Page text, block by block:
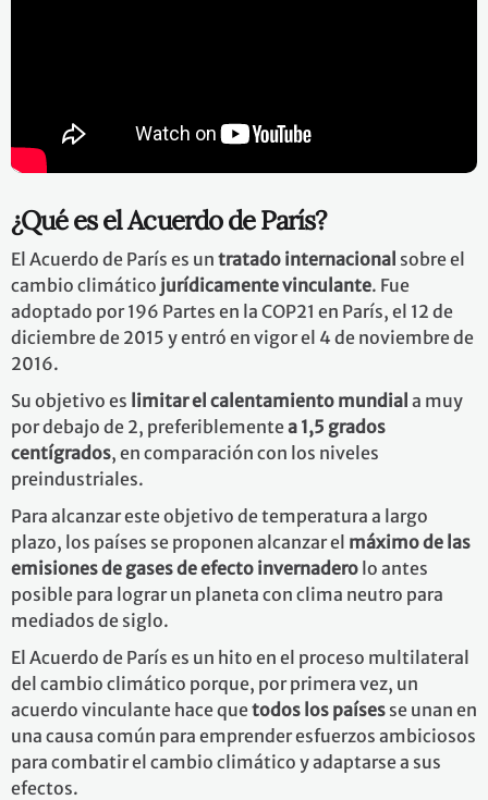
¿Qué es el Acuerdo de París?
El Acuerdo de París es un tratado internacional sobre el
cambio climático jurídicamente vinculante. Fue
adoptado por 196 Partes en la COP21 en París, el 12 de
diciembre de 2015 y entró en vigor el 4 de noviembre de
2016.
Su objetivo es limitar el calentamiento mundial a muy
por debajo de 2, preferiblementea 1,5 grados
centígrados, en comparación con los niveles
preindustriales.
Para alcanzar este objetivo de temperatura a largo
plazo, los países se proponen alcanzar el máximode las
emisiones de gases de efecto invernadero lo antes
posible para lograr un planeta con clima neutro para
mediados de siglo.
El Acuerdo de París es un hito en el proceso multilateral
del cambio climático porque, por primera vez, un
acuerdo vinculante hace quetodos los países se unan en
una causa común para emprender esfuerzos ambiciosos
para combatir el cambio climático y adaptarse a sus
efectos.